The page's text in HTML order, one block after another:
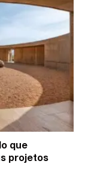
que
projetos